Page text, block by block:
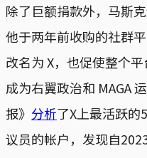
除了巨额捐款外，马斯
他于两年前收购的社群
改名为 X，也促使整个
成为右翼政治和 MAGA
报》 分析了X上最活跃的
议员的帐户，发现自